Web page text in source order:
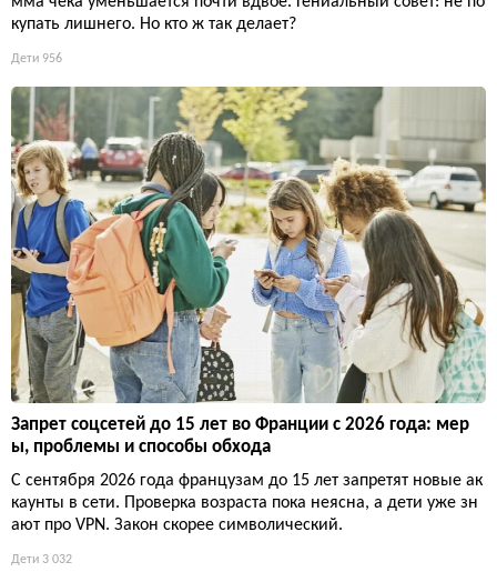
купать лишнего. Но кто ж так делает?
Дети 956
Запрет соцсетей до 15 лет во Франции с 2026 года: мер
ы, проблемы и способы обхода
С сентября 2026 года французам до 15 лет запретят новые ак
каунты в сети. Проверка возраста пока неясна, а дети уже зн
ают про VPN. Закон скорее символический.
Дети 3 032